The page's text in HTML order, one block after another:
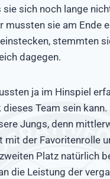
sie sich noch lange
mussten sie am Ende
stemmten
dagegen.
ja im Hinspiel
Team sein
Jungs, denn
mit der Favoritenrolle
Platz natürlich
die Leistung der